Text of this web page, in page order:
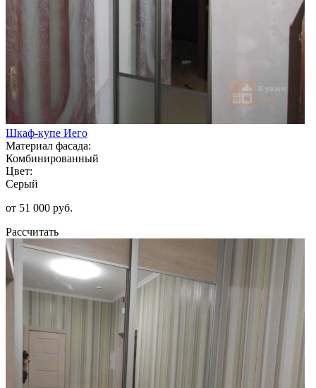
Шкаф-купе Иего
Материал фасада:
Комбинированный
Цвет:
Серый
от 51 000 руб.
Рассчитать